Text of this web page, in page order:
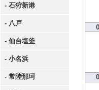
- 石狩新港
- 八戸
- 仙台塩釜
- 小名浜
- 常陸那珂